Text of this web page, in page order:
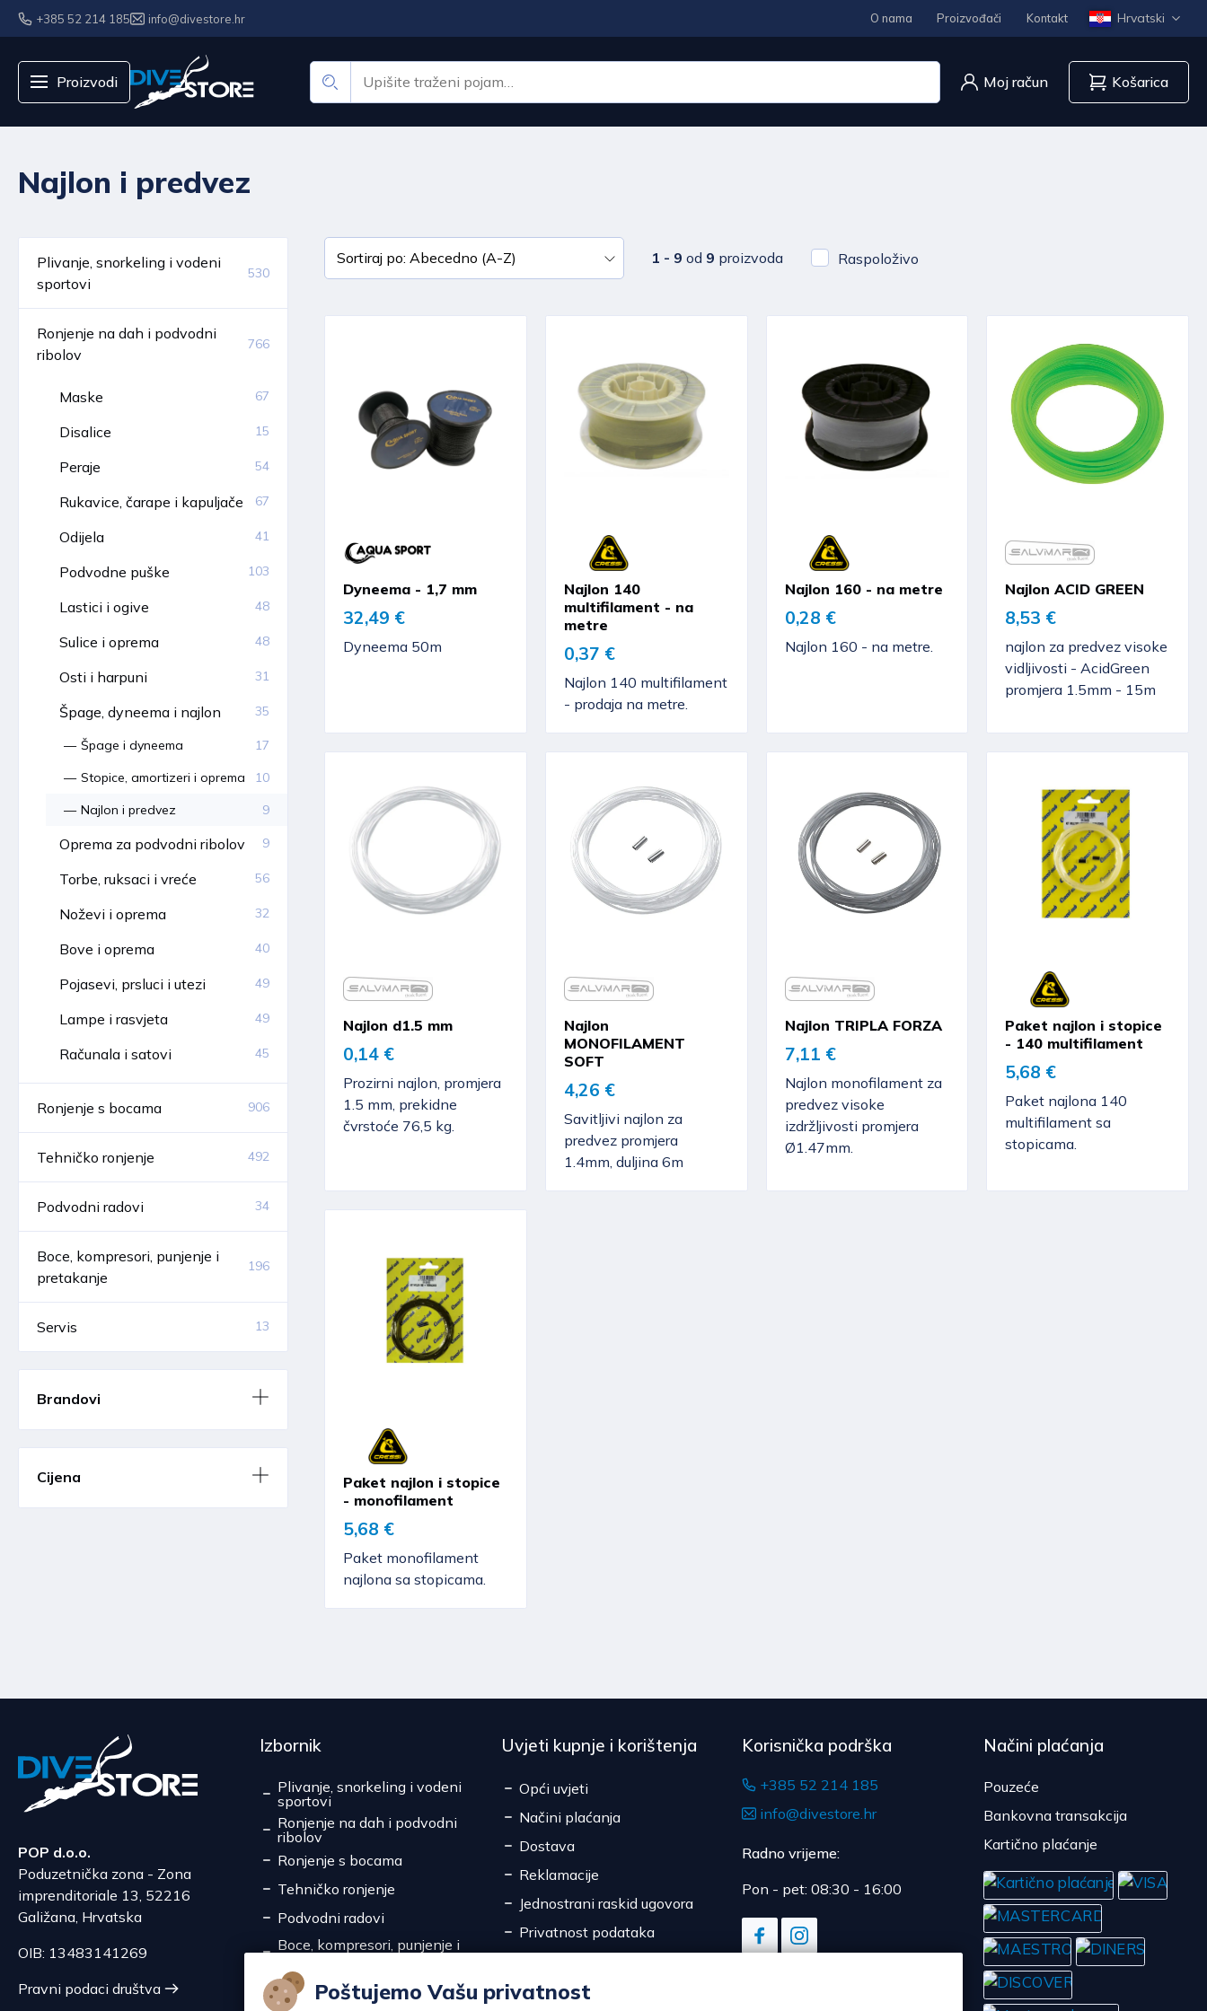
Poštujemo Vašu privatnost
+385 52 214 185 info@divestore.hr O nama Proizvođači Kontakt Hrvatski
Proizvodi Moj račun Košarica
Najlon i predvez
Plivanje, snorkeling i vodeni
sportovi
530
Ronjenje na dah i podvodni
ribolov
766
Maske 67
Disalice 15
Peraje 54
Rukavice, čarape i kapuljače 67
Odijela 41
Podvodne puške 103
Lastici i ogive 48
Sulice i oprema 48
Osti i harpuni 31
Špage, dyneema i najlon 35
Špage i dyneema
17
Stopice, amortizeri i oprema
10
Najlon i predvez
9
Oprema za podvodni ribolov 9
Torbe, ruksaci i vreće 56
Noževi i oprema 32
Bove i oprema 40
Pojasevi, prsluci i utezi 49
Lampe i rasvjeta 49
Računala i satovi 45
Ronjenje s bocama 906
Tehničko ronjenje 492
Podvodni radovi 34
Boce, kompresori, punjenje i
pretakanje
196
Servis 13
Brandovi
Cijena
1 - 9 od 9 proizvoda Raspoloživo
Dyneema - 1,7 mm
32,49 €
Dyneema 50m
Najlon 140
multifilament - na
metre
0,37 €
Najlon 140 multifilament
- prodaja na metre.
Najlon 160 - na metre
0,28 €
Najlon 160 - na metre.
Najlon ACID GREEN
8,53 €
najlon za predvez visoke
vidljivosti - AcidGreen
promjera 1.5mm - 15m
Najlon d1.5 mm
0,14 €
Prozirni najlon, promjera
1.5 mm, prekidne
čvrstoće 76,5 kg.
Najlon
MONOFILAMENT
SOFT
4,26 €
Savitljivi najlon za
predvez promjera
1.4mm, duljina 6m
Najlon TRIPLA FORZA
7,11 €
Najlon monofilament za
predvez visoke
izdržljivosti promjera
Ø1.47mm.
Paket najlon i stopice
- 140 multifilament
5,68 €
Paket najlona 140
multifilament sa
stopicama.
Paket najlon i stopice
- monofilament
5,68 €
Paket monofilament
najlona sa stopicama.
POP d.o.o.
Poduzetnička zona - Zona
imprenditoriale 13, 52216
Galižana, Hrvatska
OIB: 13483141269
Pravni podaci društva
Izbornik
Plivanje, snorkeling i vodeni
sportovi
Ronjenje na dah i podvodni
ribolov
Ronjenje s bocama
Tehničko ronjenje
Podvodni radovi
Boce, kompresori, punjenje i
Servis
Uvjeti kupnje i korištenja
Opći uvjeti
Načini plaćanja
Dostava
Reklamacije
Jednostrani raskid ugovora
Privatnost podataka
Kolačići
Korisnička podrška
+385 52 214 185
info@divestore.hr
Radno vrijeme:
Pon - pet: 08:30 - 16:00
Načini plaćanja
Pouzeće
Bankovna transakcija
Kartično plaćanje